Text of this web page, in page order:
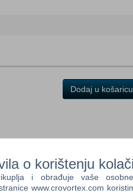
Dodaj u košaricu
o korištenju
i obrađuje vaše
www.crovortex.com